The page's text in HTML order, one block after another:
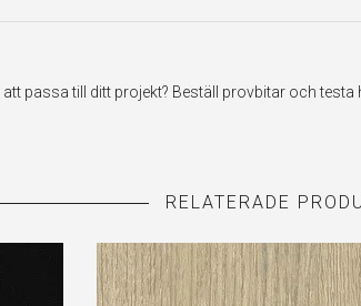
passa till ditt projekt? Beställ provbitar och